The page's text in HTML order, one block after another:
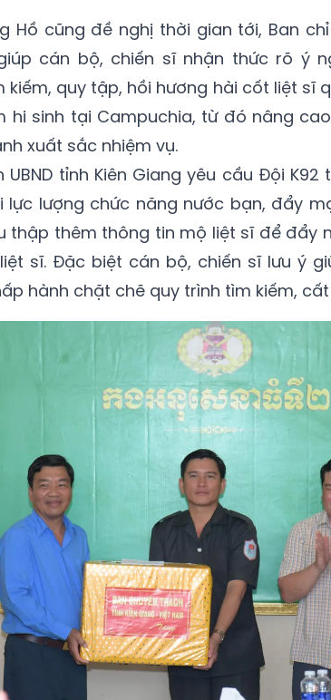
Hồ cũng đề nghị thời gian tới, Ban
cán bộ, chiến sĩ nhận thức rõ ý
kiếm, quy tập, hồi hương hài cốt liệt sĩ
hi sinh tại Campuchia, từ đó nâng
xuất sắc nhiệm vụ.
UBND tỉnh Kiên Giang yêu cầu Đội
lực lượng chức năng nước bạn, đẩy
thập thêm thông tin mộ liệt sĩ để đẩy
sĩ. Đặc biệt cán bộ, chiến sĩ lưu ý
hành chặt chẽ quy trình tìm kiếm,